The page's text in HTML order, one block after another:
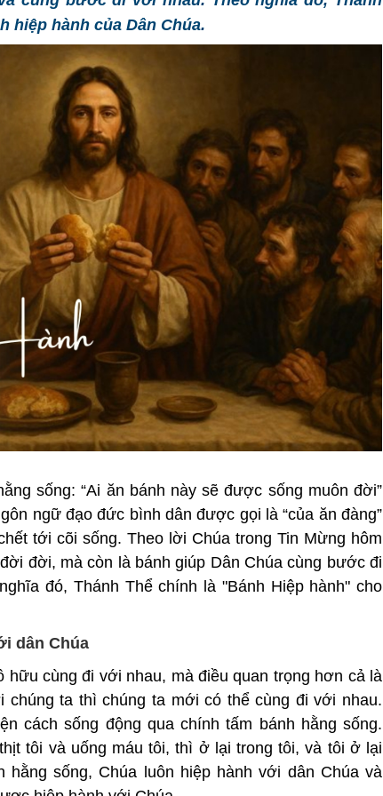
hiệp hành của Dân Chúa.
sống: “Ai ăn bánh này sẽ được sống muôn đời”
ngữ đạo đức bình dân được gọi là “của ăn đàng”
tới cõi sống. Theo lời Chúa trong Tin Mừng hôm
đời, mà còn là bánh giúp Dân Chúa cùng bước đi
đó, Thánh Thể chính là "Bánh Hiệp hành" cho
dân Chúa
cùng đi với nhau, mà điều quan trọng hơn cả là
chúng ta thì chúng ta mới có thể cùng đi với nhau.
cách sống động qua chính tấm bánh hằng sống.
tôi và uống máu tôi, thì ở lại trong tôi, và tôi ở lại
hằng sống, Chúa luôn hiệp hành với dân Chúa và